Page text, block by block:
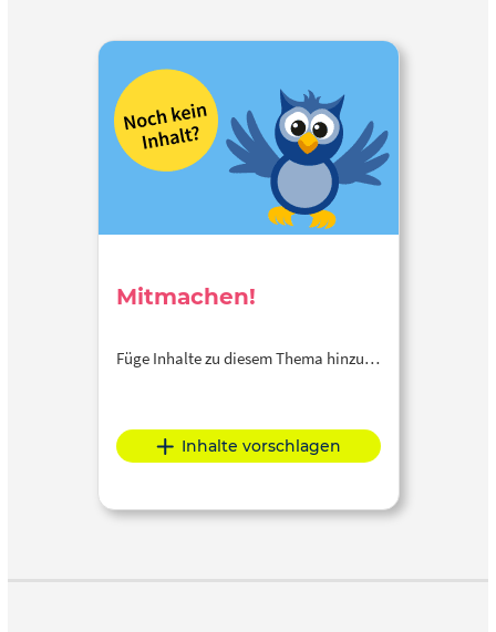
Mitmachen!
Füge Inhalte zu diesem Thema hinzu…
Inhalte vorschlagen